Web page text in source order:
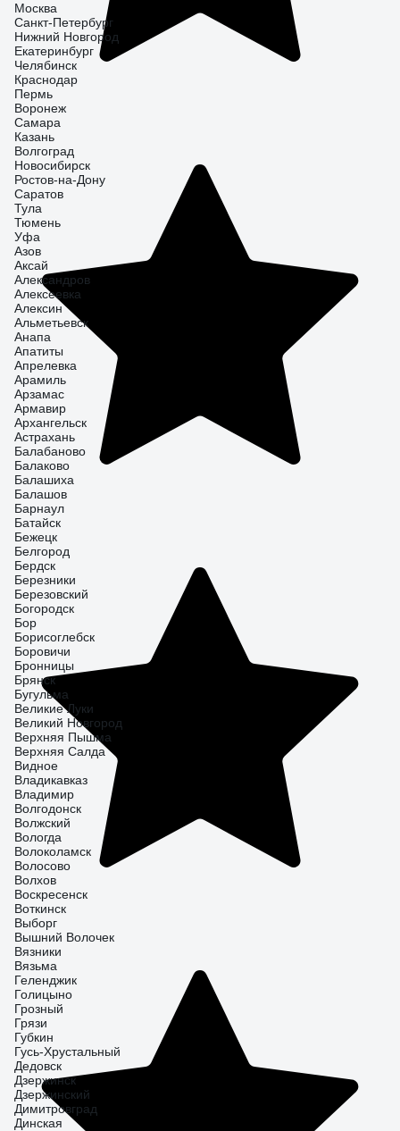
Москва
Санкт-Петербург
Нижний Новгород
Екатеринбург
Челябинск
Краснодар
Пермь
Воронеж
Самара
Казань
Волгоград
Новосибирск
Ростов-на-Дону
Саратов
Тула
Тюмень
Уфа
Азов
Аксай
Александров
Алексеевка
Алексин
Альметьевск
Анапа
Апатиты
Апрелевка
Арамиль
Арзамас
Армавир
Архангельск
Астрахань
Балабаново
Балаково
Балашиха
Балашов
Барнаул
Батайск
Бежецк
Белгород
Бердск
Березники
Березовский
Богородск
Бор
Борисоглебск
Боровичи
Бронницы
Брянск
Бугульма
Великие Луки
Великий Новгород
Верхняя Пышма
Верхняя Салда
Видное
Владикавказ
Владимир
Волгодонск
Волжский
Вологда
Волоколамск
Волосово
Волхов
Воскресенск
Воткинск
Выборг
Вышний Волочек
Вязники
Вязьма
Геленджик
Голицыно
Грозный
Грязи
Губкин
Гусь-Хрустальный
Дедовск
Дзержинск
Дзержинский
Димитровград
Динская